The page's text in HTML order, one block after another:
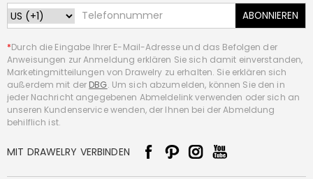
ABONNIEREN
*Durch die Eingabe Ihrer E-Mail-Adresse und das Befolgen der
Anweisungen zur Anmeldung erklären Sie sich damit einverstanden,
Marketingmitteilungen von Drawelry zu erhalten. Sie erklären sich
außerdem mit der DBG. Um sich abzumelden, können Sie den in
jeder Nachricht angegebenen Abmeldelink verwenden oder sich an
unseren Kundenservice wenden, der Ihnen bei der Abmeldung
behilflich ist.
MIT DRAWELRY VERBINDEN